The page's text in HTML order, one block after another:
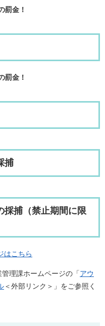
罰金！
罰金！
捕
採捕（禁止期間に限
はこちら
理課ホームページの「アウ
＜外部リンク＞ 」をご参照く